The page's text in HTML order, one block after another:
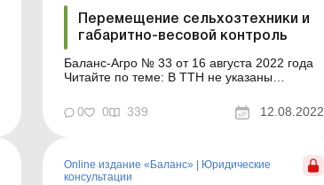
Перемещение сельхозтехники и
габаритно-весовой контроль
Баланс-Агро № 33 от 16 августа 2022 года
Читайте по теме: В ТТН не указаны
налогового кредита и расходов? Новые
требования к ТТН: что изменилось
нарушение габаритно-весовых параметров
Габа...
0 0 339 12.08.2022
Online издание «Баланс»
Юридические
консультации